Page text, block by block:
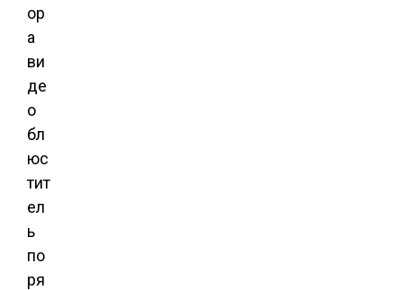
ор
а
ви
де
о
бл
юс
тит
ел
ь
по
ря